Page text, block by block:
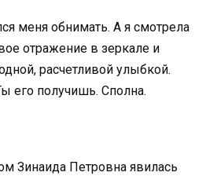
меня обнимать. А я смотрела
отражение в зеркале и
расчетливой улыбкой.
его получишь. Сполна.
Зинаида Петровна явилась